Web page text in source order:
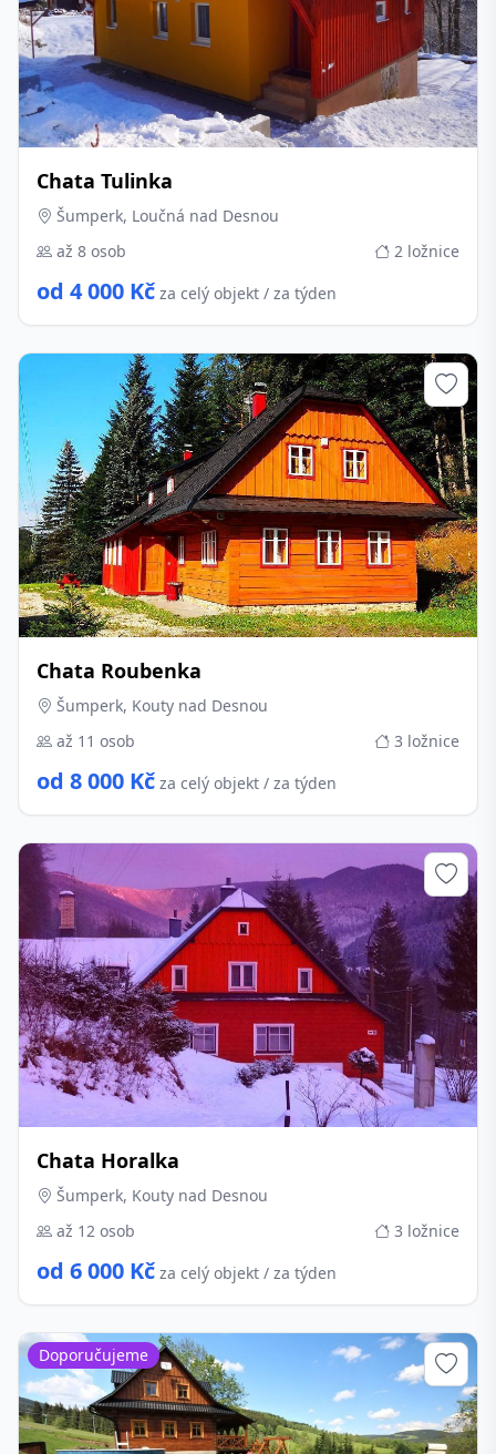
Chata Tulinka
Šumperk, Loučná nad Desnou
až 8 osob
2 ložnice
od 4 000 Kč za celý objekt / za týden
Chata Roubenka
Šumperk, Kouty nad Desnou
až 11 osob
3 ložnice
od 8 000 Kč za celý objekt / za týden
Chata Horalka
Šumperk, Kouty nad Desnou
až 12 osob
3 ložnice
od 6 000 Kč za celý objekt / za týden
Doporučujeme